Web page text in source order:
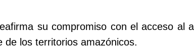
su compromiso con el acceso al
de los territorios amazónicos.